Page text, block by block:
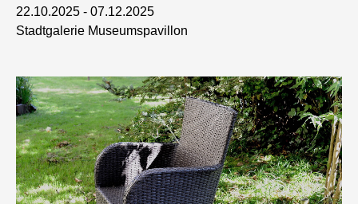
22.10.2025 -07.12.2025
Stadtgalerie Museumspavillon